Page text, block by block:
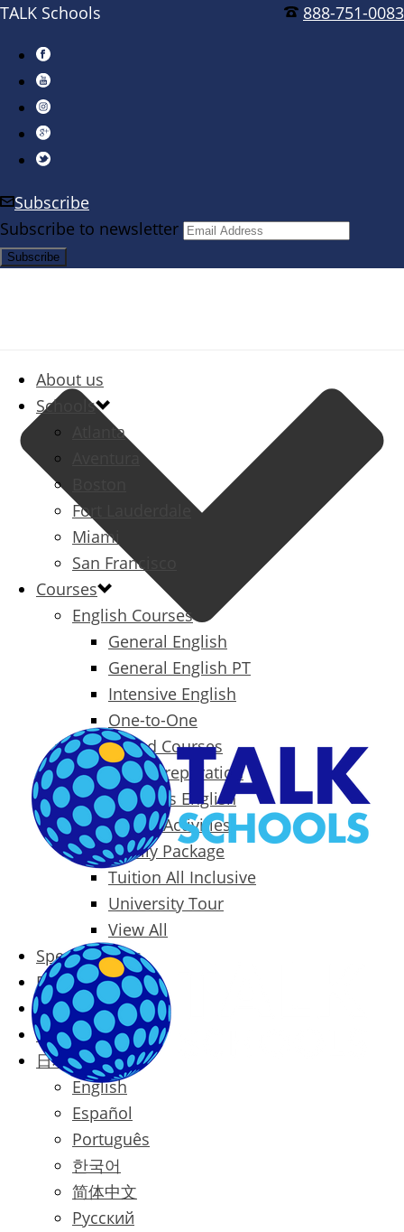
888-751-0083
TALK Schools
Subscribe
Subscribe to newsletter
About us
Schools
Atlanta
Aventura
Fort Lauderdale
Miami
San Francisco
Courses
English Courses
General English
General English PT
Intensive English
One-to-One
Specialized Courses
Exam Preparation
Business English
Packages & Activities
Family Package
Tuition All Inclusive
University Tour
View All
Special Offers
Prices
Blog
Contact
日本語
English
Español
Português
한국어
简体中文
Русский